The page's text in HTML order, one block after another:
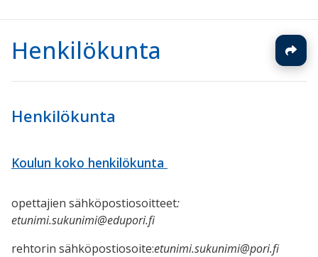
Henkilökunta
Henkilökunta
Koulun koko henkilökunta
opettajien sähköpostiosoitteet:
etunimi.sukunimi@edupori.fi
rehtorin sähköpostiosoite:etunimi.sukunimi@pori.fi